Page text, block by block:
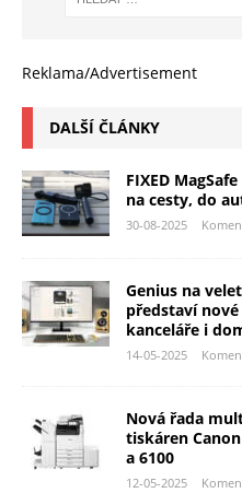
Reklama/Advertisement
DALŠÍ ČLÁNKY
FIXED
na cesty, do
30-08-2025
Genius na
představí
kanceláře i
14-05-2025
Nová řada
tiskáren Canon
a 6100
12-05-2025